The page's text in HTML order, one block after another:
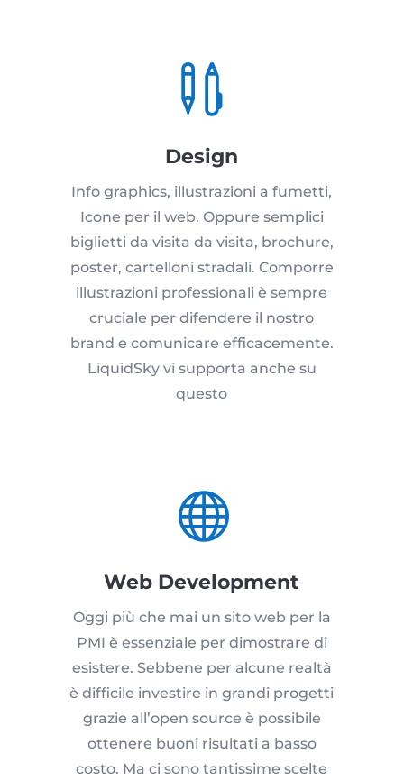

Design
Info graphics, illustrazioni a fumetti,
Icone per il web. Oppure semplici
biglietti da visita da visita, brochure,
poster, cartelloni stradali. Comporre
illustrazioni professionali è sempre
cruciale per difendere il nostro
brand e comunicare efficacemente.
LiquidSky vi supporta anche su
questo

Web Development
Oggi più che mai un sito web per la
PMI è essenziale per dimostrare di
esistere. Sebbene per alcune realtà
è difficile investire in grandi progetti
grazie all’open source è possibile
ottenere buoni risultati a basso
costo. Ma ci sono tantissime scelte